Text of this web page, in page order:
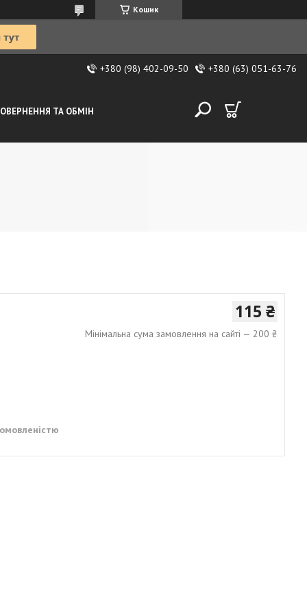
Кошик
+380 (98) 402-09-50 +380 (63) 051-63-76
ТА ОБМІН
115 ₴
Мінімальна сума замовлення на сайті — 200 ₴